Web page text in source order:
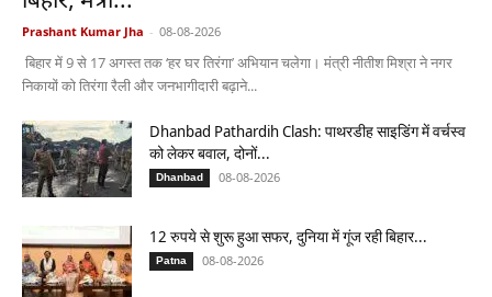
Prashant Kumar Jha - 08-08-2026
बिहार में 9 से 17 अगस्त तक ‘हर घर तिरंगा’ अभियान चलेगा। मंत्री नीतीश मिश्रा ने नगर
निकायों को तिरंगा रैली और जनभागीदारी बढ़ाने...
Dhanbad Pathardih Clash: पाथरडीह साइडिंग में वर्चस्व
को लेकर बवाल, दोनों...
Dhanbad 08-08-2026
12 रुपये से शुरू हुआ सफर, दुनिया में गूंज रही बिहार...
Patna 08-08-2026